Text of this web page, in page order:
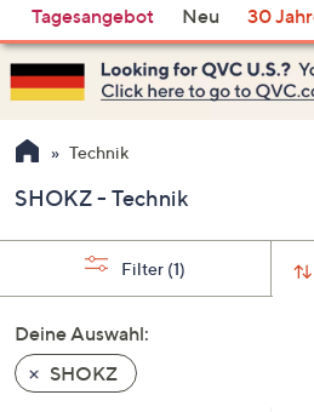
du
heute?
Vorschläge
verfügbar
sind,
verwenden
Sie
Pfeiltasten
nach
und
nach
unten
oder
Tagesangebot Neu 30
Technik
SHOKZ - Technik
Filter (1)
Deine Auswahl:
SHOKZ